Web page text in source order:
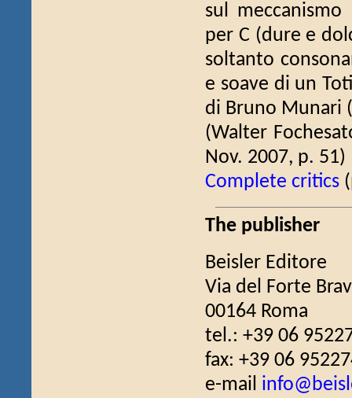
sul
per C (dure e
soltanto
e soave di un
di Bruno Munari
(Walter
Nov. 2007, p. 51)
Complete critics
The publisher
Beisler Editore
Via del Forte
00164 Roma
tel.: +39 06
fax: +39 06
e-mail